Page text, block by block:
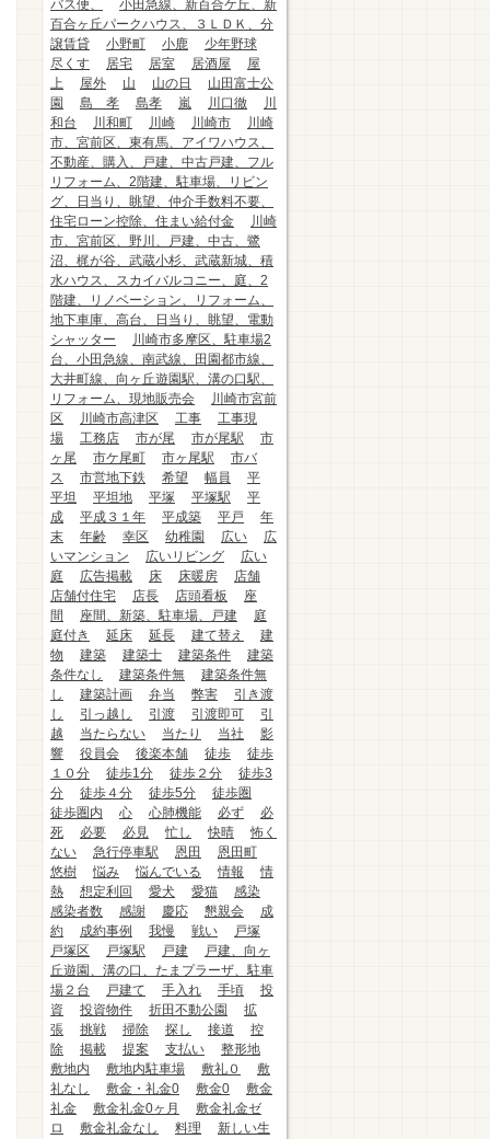
バス便、
小田急線、新百合ケ丘、新
百合ヶ丘パークハウス、３ＬＤＫ、分
譲賃貸
小野町 小鹿
少年野球
尽くす
居宅 居室 居酒屋
屋
上
屋外 山 山の日
山田富士公
園
島 孝 島孝 嵐 川口徹
川
和台
川和町 川崎 川崎市
川崎
市、宮前区、東有馬、アイワハウス、
不動産、購入、戸建、中古戸建、フル
リフォーム、2階建、駐車場、リビン
グ、日当り、眺望、仲介手数料不要、
住宅ローン控除、住まい給付金
川崎
市、宮前区、野川、戸建、中古、鷺
沼、梶が谷、武蔵小杉、武蔵新城、積
水ハウス、スカイバルコニー、庭、2
階建、リノベーション、リフォーム、
地下車庫、高台、日当り、眺望、電動
シャッター
川崎市多摩区、駐車場2
台、小田急線、南武線、田園都市線、
大井町線、向ヶ丘遊園駅、溝の口駅、
リフォーム、現地販売会
川崎市宮前
区
川崎市高津区 工事
工事現
場
工務店 市が尾 市が尾駅
市
ヶ尾
市ケ尾町 市ヶ尾駅
市バ
ス
市営地下鉄 希望 幅員
平
平坦
平坦地 平塚 平塚駅
平
成
平成３１年 平成築 平戸
年
末
年齢 幸区 幼稚園 広い
広
いマンション
広いリビング
広い
庭
広告掲載 床 床暖房
店舗
店舗付住宅
店長 店頭看板
座
間
座間、新築、駐車場、戸建
庭
庭付き
延床 延長 建て替え
建
物
建築 建築士 建築条件
建築
条件なし
建築条件無
建築条件無
し
建築計画 弁当 弊害
引き渡
し
引っ越し 引渡 引渡即可
引
越
当たらない 当たり 当社
影
響
役員会 後楽本舗 徒歩
徒歩
１０分
徒歩1分 徒歩２分
徒歩3
分
徒歩４分 徒歩5分
徒歩圏
徒歩圏内
心 心肺機能 必ず
必
死
必要 必見 忙し 快晴
怖く
ない
急行停車駅 恩田
恩田町
悠樹
悩み 悩んでいる 情報
情
熱
想定利回 愛犬 愛猫
感染
感染者数
感謝 慶応 懇親会
成
約
成約事例 我慢 戦い
戸塚
戸塚区
戸塚駅 戸建
戸建、向ヶ
丘遊園、溝の口、たまプラーザ、駐車
場２台
戸建て 手入れ 手頃
投
資
投資物件 折田不動公園
拡
張
挑戦 掃除 探し 接道
控
除
掲載 提案 支払い
整形地
敷地内
敷地内駐車場 敷礼０
敷
礼なし
敷金・礼金0 敷金0
敷金
礼金
敷金礼金0ヶ月
敷金礼金ゼ
ロ
敷金礼金なし 料理
新しい生